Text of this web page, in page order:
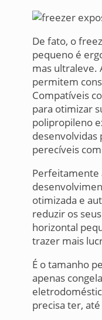
De fato, o
pequeno é
mas ultraleve.
permitem
Compatíveis
para otimizar
polipropileno
desenvolvidas
perecíveis
Perfeitamente
otimizada e
reduzir os
horizontal
trazer mais
É o tamanho
apenas
precisa ter,